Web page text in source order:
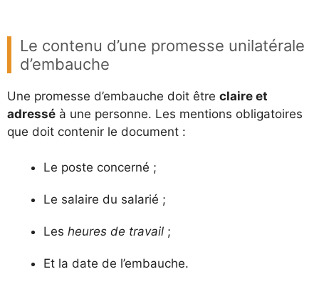
Le contenu d’une promesse unilatérale
d’embauche
Une promesse d’embauche doit être claire et
adressé à une personne. Les mentions obligatoires
que doit contenir le document :
Le poste concerné ;
Le salaire du salarié ;
Les heures de travail ;
Et la date de l’embauche.